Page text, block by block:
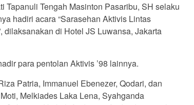
Tapanuli Tengah Masinton Pasaribu, SH selaku
hadiri acara “Sarasehan Aktivis Lintas
dilaksanakan di Hotel JS Luwansa, Jakarta
para pentolan Aktivis ’98 lainnya.
Patria, Immanuel Ebenezer, Qodari, dan
Melkiades Laka Lena, Syahganda